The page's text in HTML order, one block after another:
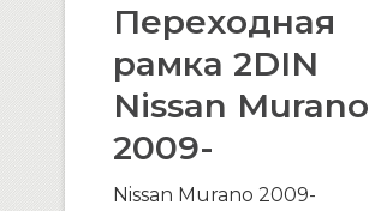
Переходная
рамка 2DIN
Nissan Murano
2009-
Nissan Murano 2009-